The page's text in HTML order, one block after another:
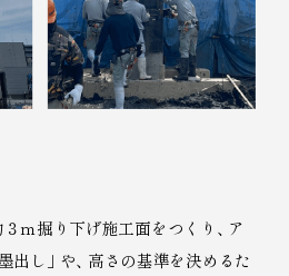
ｍ掘り下げ施工面をつくり 、 ア
墨出し 」や、 高さの基準を決めるた